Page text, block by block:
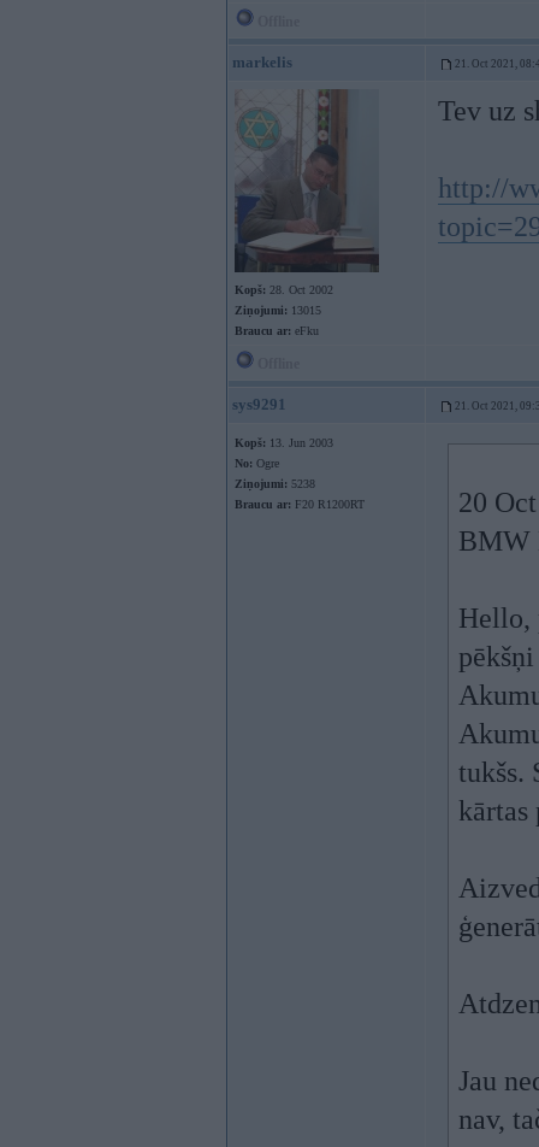
markelis 21. Oct 2021,
Kopš: 28. Oct 2002
Ziņojumi: 13015
Braucu ar: eFku
Tev uz
http://
sys9291 21. Oct 2021,
Kopš: 13. Jun 2003
No: Ogre
Ziņojumi: 5238
Braucu ar: F20 R1200RT
20
BMW
Hello,
tukšs.
kārtas
Jau
nav,